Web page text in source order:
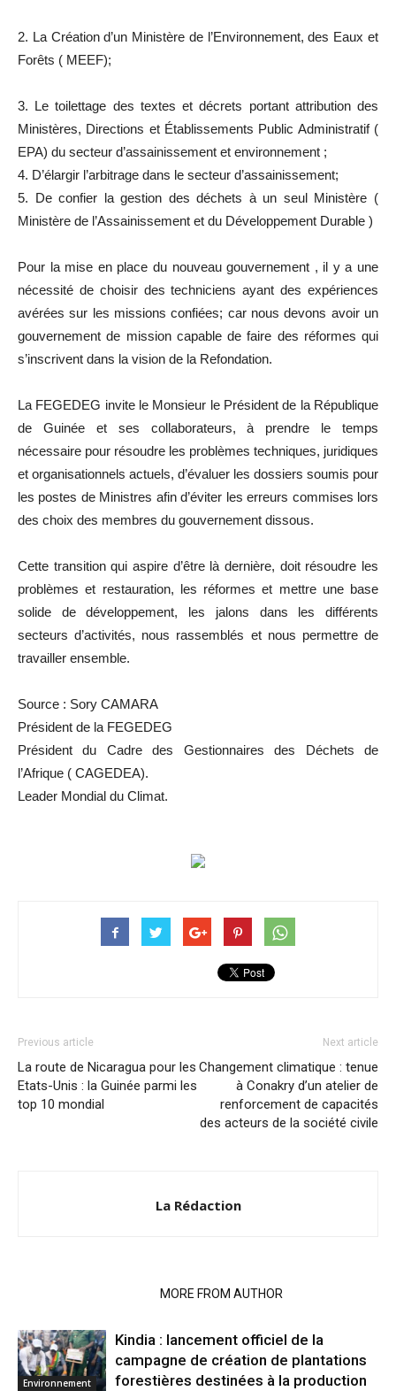
2. La Création d’un Ministère de l’Environnement, des Eaux et
Forêts ( MEEF);
3. Le toilettage des textes et décrets portant attribution des
Ministères, Directions et Établissements Public Administratif (
EPA) du secteur d’assainissement et environnement ;
4. D’élargir l’arbitrage dans le secteur d’assainissement;
5. De confier la gestion des déchets à un seul Ministère (
Ministère de l’Assainissement et du Développement Durable )
Pour la mise en place du nouveau gouvernement , il y a une
nécessité de choisir des techniciens ayant des expériences
avérées sur les missions confiées; car nous devons avoir un
gouvernement de mission capable de faire des réformes qui
s’inscrivent dans la vision de la Refondation.
La FEGEDEG invite le Monsieur le Président de la République
de Guinée et ses collaborateurs, à prendre le temps
nécessaire pour résoudre les problèmes techniques, juridiques
et organisationnels actuels, d’évaluer les dossiers soumis pour
les postes de Ministres afin d’éviter les erreurs commises lors
des choix des membres du gouvernement dissous.
Cette transition qui aspire d’être là dernière, doit résoudre les
problèmes et restauration, les réformes et mettre une base
solide de développement, les jalons dans les différents
secteurs d’activités, nous rassemblés et nous permettre de
travailler ensemble.
Source : Sory CAMARA
Président de la FEGEDEG
Président du Cadre des Gestionnaires des Déchets de
l’Afrique ( CAGEDEA).
Leader Mondial du Climat.
Previous article
La route de Nicaragua pour les
Etats-Unis : la Guinée parmi les
top 10 mondial
Next article
Changement climatique : tenue
à Conakry d’un atelier de
renforcement de capacités
des acteurs de la société civile
La Rédaction
MORE FROM AUTHOR
Environnement
Kindia : lancement officiel de la
campagne de création de plantations
forestières destinées à la production